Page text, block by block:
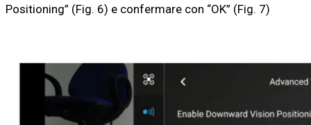
Positioning” (Fig. 6) e confermare con “OK” (Fig. 7)